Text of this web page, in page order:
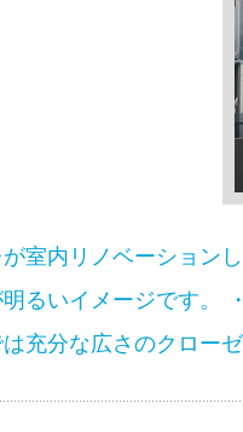
室内リノベーション
明るいイメージです。
は充分な広さのクロー